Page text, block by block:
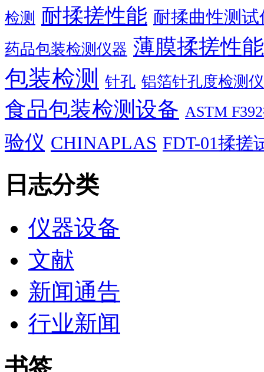
检测 耐揉搓性能 耐揉曲性测试
药品包装检测仪器 薄膜揉搓性
包装检测 针孔 铝箔针孔度检测
食品包装检测设备 ASTM
验仪 CHINAPLAS FDT-01揉搓
日志分类
仪器设备
文献
新闻通告
行业新闻